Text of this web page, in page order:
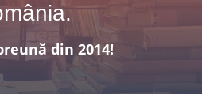
din 2014!